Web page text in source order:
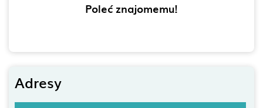
Poleć znajomemu!
Adresy